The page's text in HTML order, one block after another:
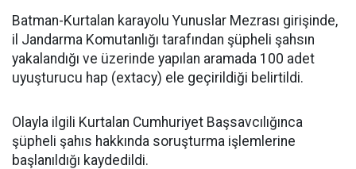
Batman-Kurtalan karayolu Yunuslar Mezrası girişinde,
il Jandarma Komutanlığı tarafından şüpheli şahsın
yakalandığı ve üzerinde yapılan aramada 100 adet
uyuşturucu hap (extacy) ele geçirildiği belirtildi.
Olayla ilgili Kurtalan Cumhuriyet Başsavcılığınca
şüpheli şahıs hakkında soruşturma işlemlerine
başlanıldığı kaydedildi.